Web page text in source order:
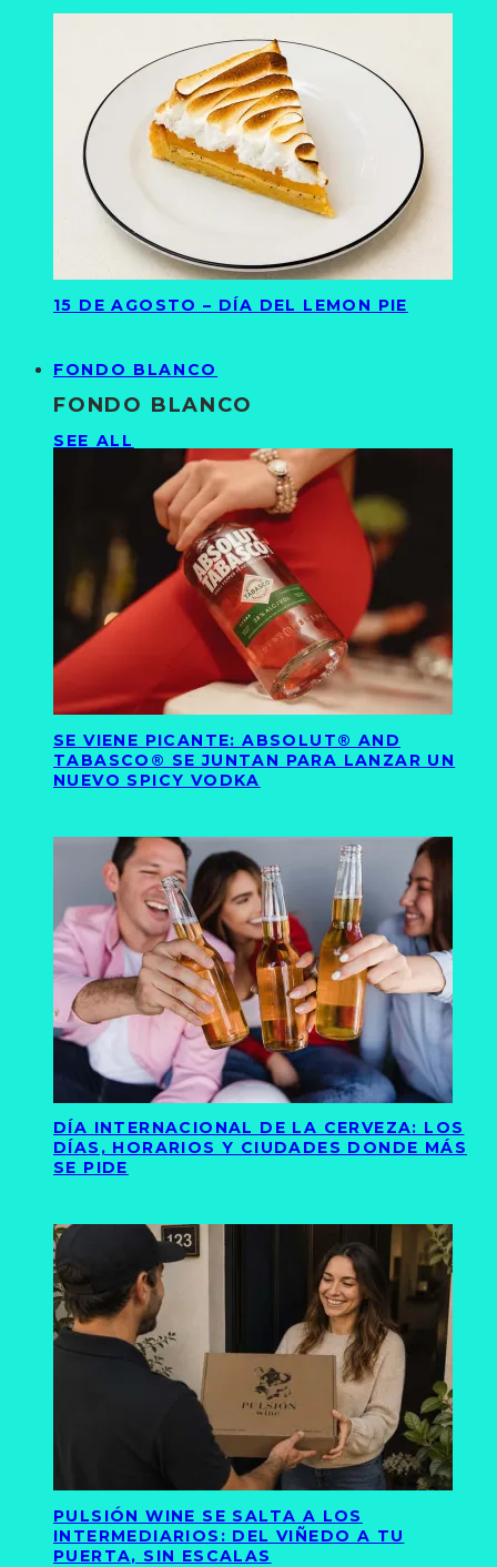
15 DE AGOSTO – DÍA DEL LEMON PIE
FONDO BLANCO
FONDO BLANCO
SEE ALL
SE VIENE PICANTE: ABSOLUT® AND
TABASCO® SE JUNTAN PARA LANZAR UN
NUEVO SPICY VODKA
DÍA INTERNACIONAL DE LA CERVEZA: LOS
DÍAS, HORARIOS Y CIUDADES DONDE MÁS
SE PIDE
PULSIÓN WINE SE SALTA A LOS
INTERMEDIARIOS: DEL VIÑEDO A TU
PUERTA, SIN ESCALAS